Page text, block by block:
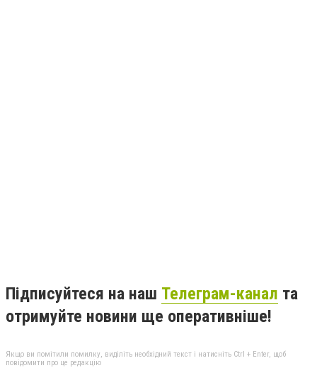
Підписуйтеся на наш Телеграм-канал та
отримуйте новини ще оперативніше!
Якщо ви помітили помилку, виділіть необхідний текст і натисніть Ctrl + Enter, щоб
повідомити про це редакцію